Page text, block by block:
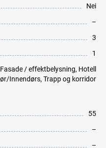
Nei
–
3
1
Fasade / effektbelysning, Hotell
Innendørs, Trapp og korridor
55
–
–